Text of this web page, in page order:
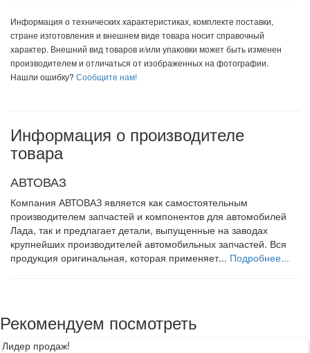
Информация о технических характеристиках, комплекте поставки,
стране изготовления и внешнем виде товара носит справочный
характер. Внешний вид товаров и/или упаковки может быть изменен
производителем и отличаться от изображенных на фотографии.
Нашли ошибку? Сообщите нам!
Информация о производителе
товара
АВТОВАЗ
Компания АВТОВАЗ является как самостоятельным
производителем запчастей и компонентов для автомобилей
Лада, так и предлагает детали, выпущенные на заводах
крупнейших производителей автомобильных запчастей. Вся
продукция оригинальная, которая применяет... Подробнее...
Рекомендуем посмотреть
Лидер продаж!